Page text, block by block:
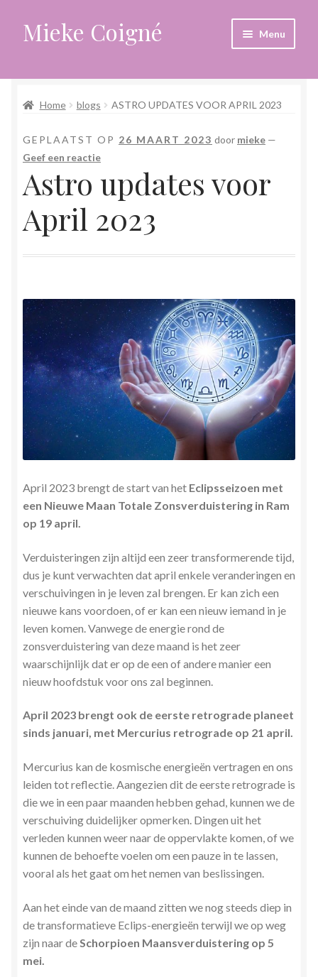
Ga
door
navigatie
Ga
naar
inhoud
Mieke Coigné Menu
Afrekenen
Algemene voorwaarden
Anders leven in een sterk veranderende tijd
Bewust omgaan met hoog gevoeligheid
Blogs
Herinner wie je werkelijk bent
Magische helende verhalen ©Mieke
Mijn account
Mindfulness en Hartcoherentie
Narcisme
Nieuw boek ‘Pareltjes in de Oceaan.’ Meditatieve haiku’s
Priesteressen van Isis- Hal der Zuilen
Privacybeleid
Stress en Burn-out Coaching
Tarot
Transactionele Analyse
Verbinden en Transformeren met 17 Archeia en hun
Tweelingvlam
Webshop
Wie ben ik
Winkelwagen
Zielsgeoriënteerde Jobcoaching
Home blogs ASTRO UPDATES VOOR APRIL 2023
GEPLAATST OP 26 MAART 2023 door mieke —
Geef een reactie
Astro updates voor
April 2023
April 2023 brengt de start van het Eclipsseizoen met
een Nieuwe Maan Totale Zonsverduistering in Ram
op 19 april.
Verduisteringen zijn altijd een zeer transformerende tijd,
dus je kunt verwachten dat april enkele veranderingen en
verschuivingen in je leven zal brengen. Er kan zich een
nieuwe kans voordoen, of er kan een nieuw iemand in je
leven komen. Vanwege de energie rond de
zonsverduistering van deze maand is het zeer
waarschijnlijk dat er op de een of andere manier een
nieuw hoofdstuk voor ons zal beginnen.
April 2023 brengt ook de eerste retrograde planeet
sinds januari, met Mercurius retrograde op 21 april.
Mercurius kan de kosmische energieën vertragen en ons
leiden tot reflectie. Aangezien dit de eerste retrograde is
die we in een paar maanden hebben gehad, kunnen we de
verschuiving duidelijker opmerken. Dingen uit het
verleden kunnen weer naar de oppervlakte komen, of we
kunnen de behoefte voelen om een pauze in te lassen,
vooral als het gaat om het nemen van beslissingen.
Aan het einde van de maand zitten we nog steeds diep in
de transformatieve Eclips-energieën terwijl we op weg
zijn naar de Schorpioen Maansverduistering op 5
mei.